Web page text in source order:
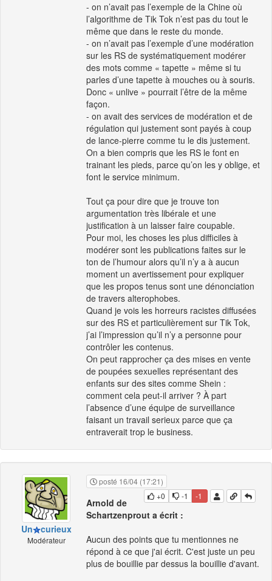
- on n’avait pas l’exemple de la Chine où
l’algorithme de Tik Tok n’est pas du tout le
même que dans le reste du monde.
- on n’avait pas l’exemple d’une modération
sur les RS de systématiquement modérer
des mots comme « tapette » même si tu
parles d’une tapette à mouches ou à souris.
Donc « unlive » pourrait l’être de la même
façon.
- on avait des services de modération et de
régulation qui justement sont payés à coup
de lance-pierre comme tu le dis justement.
On a bien compris que les RS le font en
trainant les pieds, parce qu’on les y oblige, et
font le service minimum.
Tout ça pour dire que je trouve ton
argumentation très libérale et une
justification à un laisser faire coupable.
Pour moi, les choses les plus difficiles à
modérer sont les publications faites sur le
ton de l’humour alors qu’il n’y a à aucun
moment un avertissement pour expliquer
que les propos tenus sont une dénonciation
de travers alterophobes.
Quand je vois les horreurs racistes diffusées
sur des RS et particulièrement sur Tik Tok,
j’ai l’impression qu’il n’y a personne pour
contrôler les contenus.
On peut rapprocher ça des mises en vente
de poupées sexuelles représentant des
enfants sur des sites comme Shein :
comment cela peut-il arriver ? À part
l’absence d’une équipe de surveillance
faisant un travail serieux parce que ça
entraverait trop le business.
Un curieux
Modérateur
posté 16/04 (17:21)
+0
-1 -1
Arnold de
Schartzenprout a écrit :
Aucun des points que tu mentionnes ne
répond à ce que j'ai écrit. C'est juste un peu
plus de bouillie par dessus la bouillie d'avant.